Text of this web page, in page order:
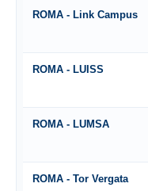
ROMA - Link Campus
ROMA - LUISS
ROMA - LUMSA
ROMA - Tor Vergata